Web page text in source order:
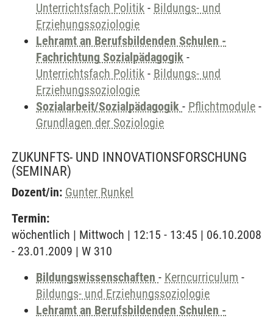
Unterrichtsfach Politik - Bildungs- und
Erziehungssoziologie
Lehramt an Berufsbildenden Schulen -
Fachrichtung Sozialpädagogik -
Unterrichtsfach Politik - Bildungs- und
Erziehungssoziologie
Sozialarbeit/Sozialpädagogik - Pflichtmodule -
Grundlagen der Soziologie
ZUKUNFTS- UND INNOVATIONSFORSCHUNG
(SEMINAR)
Dozent/in: Gunter Runkel
Termin:
wöchentlich | Mittwoch | 12:15 - 13:45 | 06.10.2008
- 23.01.2009 | W 310
Bildungswissenschaften - Kerncurriculum -
Bildungs- und Erziehungssoziologie
Lehramt an Berufsbildenden Schulen -